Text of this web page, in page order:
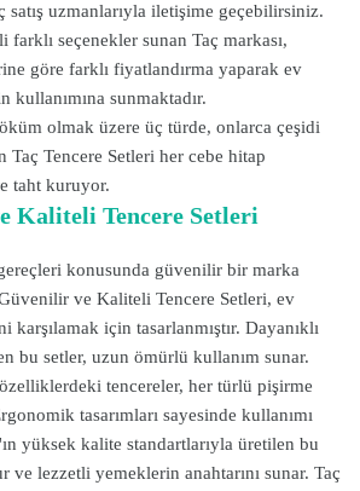
satış uzmanlarıyla iletişime geçebilirsiniz.
seçenekler sunan Taç markası,
göre farklı fiyatlandırma yaparak ev
kullanımına sunmaktadır.
olmak üzere üç türde, onlarca çeşidi
Taç Tencere Setleri her cebe hitap
taht kuruyor.
Kaliteli Tencere Setleri
konusunda güvenilir bir marka
ve Kaliteli Tencere Setleri, ev
için tasarlanmıştır. Dayanıklı
bu setler, uzun ömürlü kullanım sunar.
tencereler, her türlü pişirme
tasarımları sayesinde kullanımı
yüksek kalite standartlarıyla üretilen bu
ve lezzetli yemeklerin anahtarını sunar. Taç